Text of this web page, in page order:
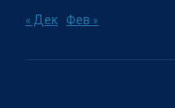
« Дек Фев »